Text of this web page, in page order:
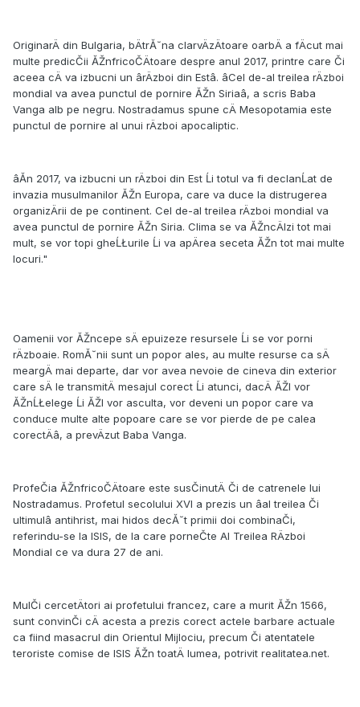
OriginarÄ din Bulgaria, bÄtrĂ˘na clarvÄzÄtoare oarbÄ a fÄcut mai
multe predicČii ĂŽnfricoČÄtoare despre anul 2017, printre care Či
aceea cÄ va izbucni un ârÄzboi din Estâ. âCel de-al treilea rÄzboi
mondial va avea punctul de pornire ĂŽn Siriaâ, a scris Baba
Vanga alb pe negru. Nostradamus spune cÄ Mesopotamia este
punctul de pornire al unui rÄzboi apocaliptic.
âĂn 2017, va izbucni un rÄzboi din Est Ĺi totul va fi declanĹat de
invazia musulmanilor ĂŽn Europa, care va duce la distrugerea
organizÄrii de pe continent. Cel de-al treilea rÄzboi mondial va
avea punctul de pornire ĂŽn Siria. Clima se va ĂŽncÄlzi tot mai
mult, se vor topi gheĹŁurile Ĺi va apÄrea seceta ĂŽn tot mai multe
locuri."
Oamenii vor ĂŽncepe sÄ epuizeze resursele Ĺi se vor porni
rÄzboaie. RomĂ˘nii sunt un popor ales, au multe resurse ca sÄ
meargÄ mai departe, dar vor avea nevoie de cineva din exterior
care sÄ le transmitÄ mesajul corect Ĺi atunci, dacÄ ĂŽl vor
ĂŽnĹŁelege Ĺi ĂŽl vor asculta, vor deveni un popor care va
conduce multe alte popoare care se vor pierde de pe calea
corectÄâ, a prevÄzut Baba Vanga.
ProfeČia ĂŽnfricoČÄtoare este susČinutÄ Či de catrenele lui
Nostradamus. Profetul secolului XVI a prezis un âal treilea Či
ultimulâ antihrist, mai hidos decĂ˘t primii doi combinaČi,
referindu-se la ISIS, de la care porneČte Al Treilea RÄzboi
Mondial ce va dura 27 de ani.
MulČi cercetÄtori ai profetului francez, care a murit ĂŽn 1566,
sunt convinČi cÄ acesta a prezis corect actele barbare actuale
ca fiind masacrul din Orientul Mijlociu, precum Či atentatele
teroriste comise de ISIS ĂŽn toatÄ lumea, potrivit realitatea.net.